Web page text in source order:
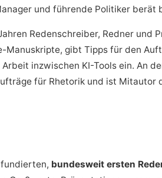
und führende Politiker berät
Redenschreiber, Redner und
Manuskripte, gibt Tipps für den
inzwischen KI-Tools ein. An
für Rhetorik und ist Mitautor
bundesweit ersten